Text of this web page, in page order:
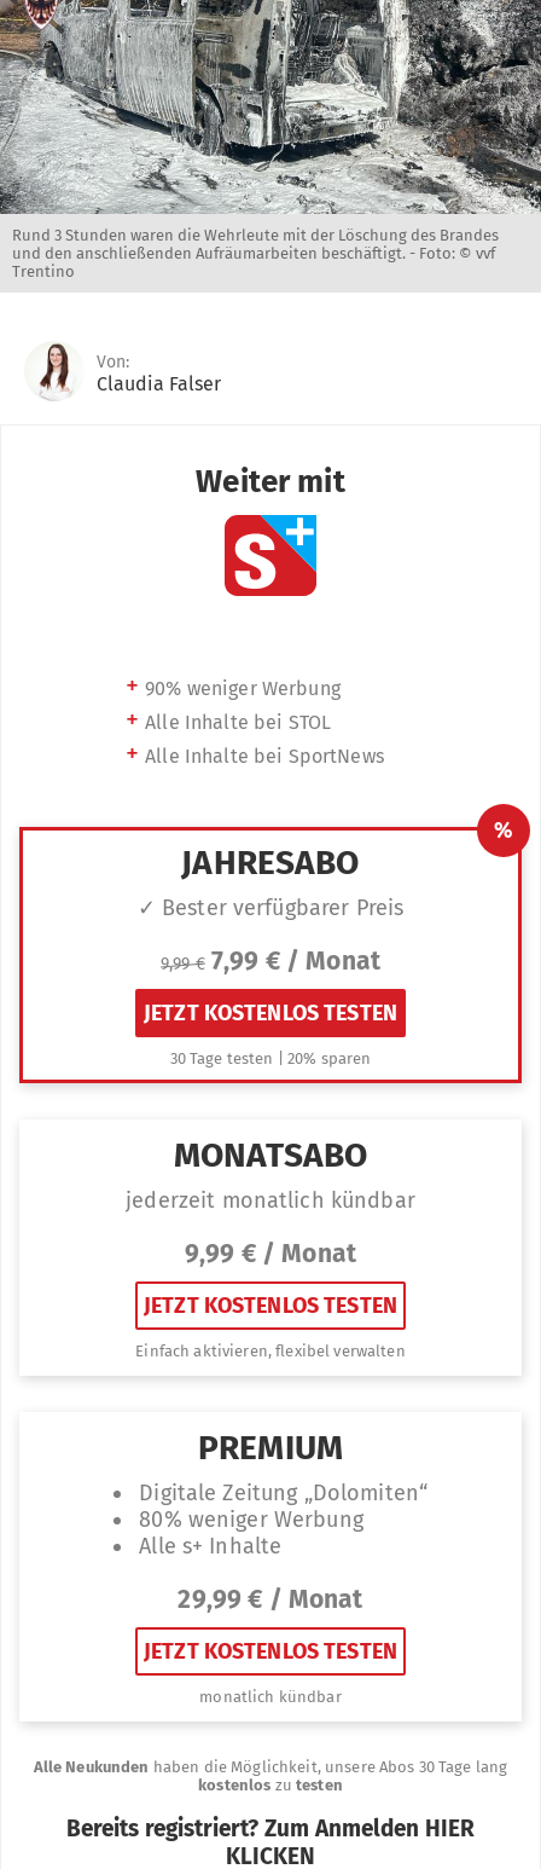
Rund 3 Stunden waren die Wehrleute mit der Löschung des Brandes
und den anschließenden Aufräumarbeiten beschäftigt. - Foto: © vvf
Trentino
Von:
Claudia Falser